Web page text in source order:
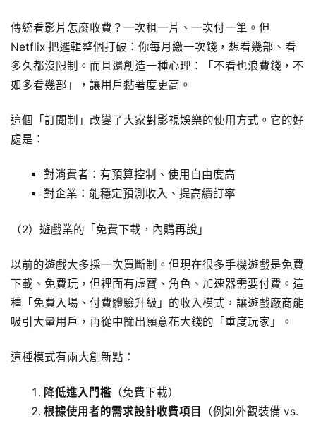
傳統看影片怎麼收費？一次租一片、一次付一筆。但
Netflix 把邏輯整個打破：你每月繳一次錢，想看幾部、看
多久都沒限制。而且還創造一種心理：「不看也浪費錢，不
如多看幾部」，讓用戶黏著度更高。
這個「訂閱制」改變了大家對影視娛樂的使用方式。它的好
處是：
對消費者：有預算控制、使用自由度高
對企業：能穩定預測收入、提高續訂率
（2）遊戲業的「免費下載，內購再說」
以前的遊戲大多採一次買斷制。但現在很多手機遊戲是免費
下載、免費玩，但裡面有虛寶、角色、加速器需要付費。這
種「免費入場、付費體驗升級」的收入模式，讓遊戲廠商能
吸引大量用戶，再從中篩出願意花大錢的「重度玩家」。
這種模式有兩大創新點：
降低進入門檻 （免費下載）
根據使用者的需求設計收費項目
（例如外觀裝備 vs.